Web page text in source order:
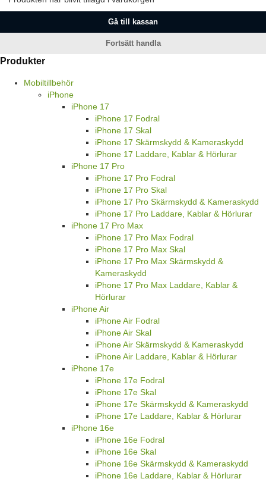
Gå till kassan
Fortsätt handla
Produkter
Mobiltillbehör
iPhone
iPhone 17
iPhone 17 Fodral
iPhone 17 Skal
iPhone 17 Skärmskydd & Kameraskydd
iPhone 17 Laddare, Kablar & Hörlurar
iPhone 17 Pro
iPhone 17 Pro Fodral
iPhone 17 Pro Skal
iPhone 17 Pro Skärmskydd & Kameraskydd
iPhone 17 Pro Laddare, Kablar & Hörlurar
iPhone 17 Pro Max
iPhone 17 Pro Max Fodral
iPhone 17 Pro Max Skal
iPhone 17 Pro Max Skärmskydd &
Kameraskydd
iPhone 17 Pro Max Laddare, Kablar &
Hörlurar
iPhone Air
iPhone Air Fodral
iPhone Air Skal
iPhone Air Skärmskydd & Kameraskydd
iPhone Air Laddare, Kablar & Hörlurar
iPhone 17e
iPhone 17e Fodral
iPhone 17e Skal
iPhone 17e Skärmskydd & Kameraskydd
iPhone 17e Laddare, Kablar & Hörlurar
iPhone 16e
iPhone 16e Fodral
iPhone 16e Skal
iPhone 16e Skärmskydd & Kameraskydd
iPhone 16e Laddare, Kablar & Hörlurar